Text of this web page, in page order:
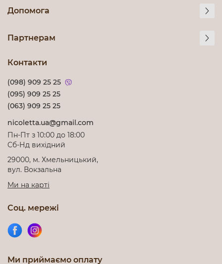
Допомога
Партнерам
Контакти
(098) 909 25 25
(095) 909 25 25
(063) 909 25 25
nicoletta.ua@gmail.com
Пн-Пт з 10:00 до 18:00
Cб-Нд вихідний
29000, м. Хмельницький,
вул. Вокзальна
Ми на карті
Соц. мережі
Ми приймаємо оплату